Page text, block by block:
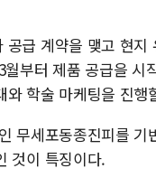
급 계약을 맺고 현
부터 제품 공급을
학술 마케팅을 진행
무세포동종진피를
것이 특징이다.